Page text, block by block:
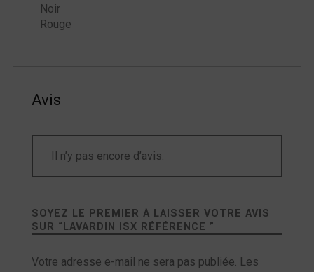
Noir
Rouge
Avis
Il n’y pas encore d’avis.
SOYEZ LE PREMIER À LAISSER VOTRE AVIS
SUR “ LAVARDIN ISX RÉFÉRENCE ”
Votre adresse e-mail ne sera pas publiée. Les